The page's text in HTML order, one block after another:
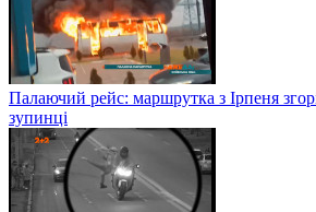
Палаючий рейс: маршрутка з Ірпеня
зупинці